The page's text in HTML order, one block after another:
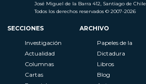
José Miguel de la Barra 412, Santiago de Chile
Todos los derechos reservados © 2007-2026
SECCIONES
Investigación
Actualidad
Columnas
Cartas
ARCHIVO
Papeles de la
Dictadura
Libros
Blog